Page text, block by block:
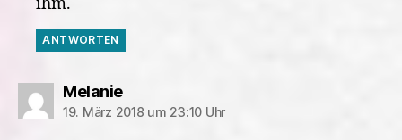
ANTWORTEN
Melaniesagt:
19. März 2018 um 23:10 Uhr